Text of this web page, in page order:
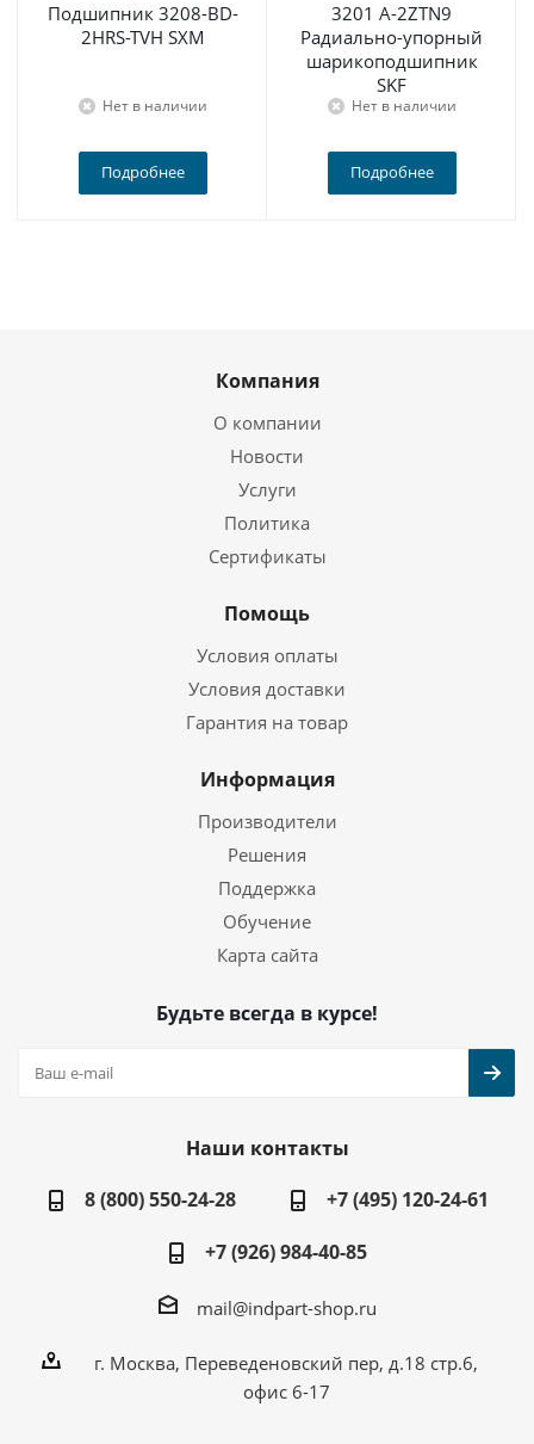
Подшипник 3208-BD-
2HRS-TVH SXM
Нет в наличии
Подробнее
3201 A-2ZTN9
Радиально-упорный
шарикоподшипник
SKF
Нет в наличии
Подробнее
Компания
О компании
Новости
Услуги
Политика
Сертификаты
Помощь
Условия оплаты
Условия доставки
Гарантия на товар
Информация
Производители
Решения
Поддержка
Обучение
Карта сайта
Будьте всегда в курсе!
Наши контакты
8 (800) 550-24-28
+7 (495) 120-24-61
+7 (926) 984-40-85
mail@indpart-shop.ru
г. Москва, Переведеновский пер, д.18 стр.6,
офис 6-17